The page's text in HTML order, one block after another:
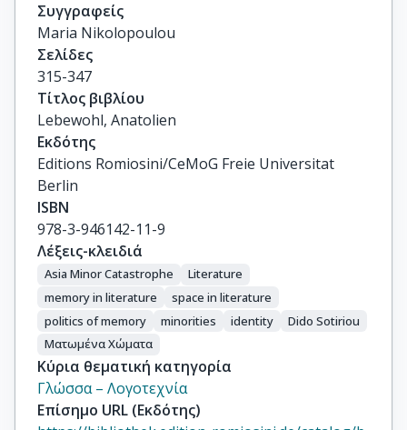
Συγγραφείς
Maria Nikolopoulou
Σελίδες
315-347
Τίτλος βιβλίου
Lebewohl, Anatolien
Εκδότης
Editions Romiosini/CeMoG Freie Universitat
Berlin
ISBN
978-3-946142-11-9
Λέξεις-κλειδιά
Asia Minor Catastrophe
Literature
memory in literature
space in literature
politics of memory
minorities identity
Dido Sotiriou
Ματωμένα Χώματα
Κύρια θεματική κατηγορία
Γλώσσα – Λογοτεχνία
Επίσημο URL (Εκδότης)